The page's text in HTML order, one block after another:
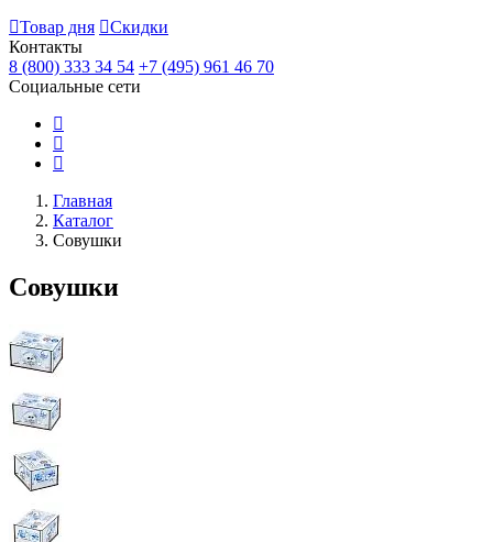
Товар дня
Скидки
Контакты
8 (800) 333 34 54 +7 (495) 961 46 70
Социальные сети
Главная
Каталог
Совушки
Совушки